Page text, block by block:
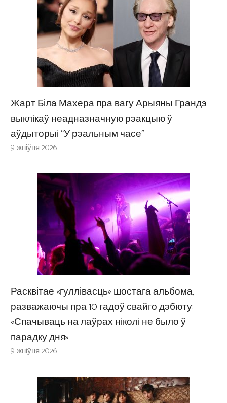
Жарт Біла Махера пра вагу Арыяны Грандэ
выклікаў неадназначную рэакцыю ў
аўдыторыі “У рэальным часе”
9 жніўня 2026
Расквітае «гуллівасць» шостага альбома,
разважаючы пра 10 гадоў свайго дэбюту:
«Спачываць на лаўрах ніколі не было ў
парадку дня»
9 жніўня 2026